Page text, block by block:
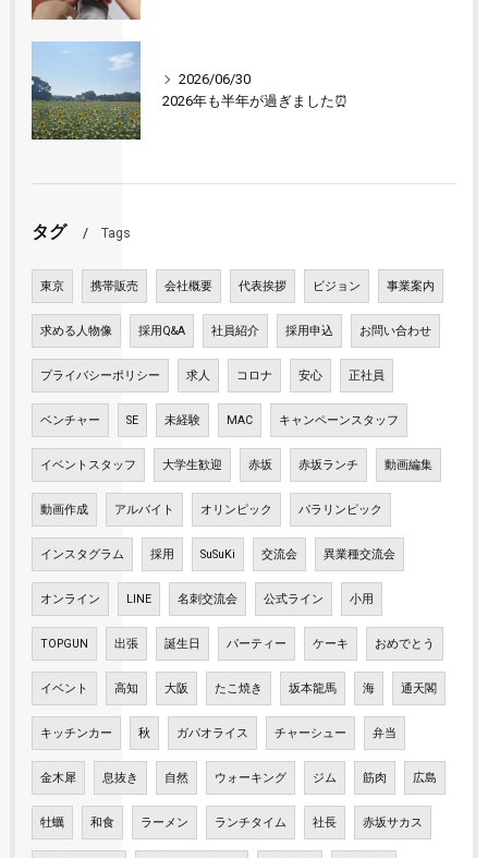
2026/06/30
2026年も半年が過ぎました⏰
タグ Tags
東京 携帯販売 会社概要 代表挨拶 ビジョン 事業案内
求める人物像 採用Q&A 社員紹介 採用申込 お問い合わせ
プライバシーポリシー 求人 コロナ 安心 正社員
ベンチャー SE 未経験 MAC キャンペーンスタッフ
イベントスタッフ 大学生歓迎 赤坂 赤坂ランチ 動画編集
動画作成 アルバイト オリンピック パラリンピック
インスタグラム 採用 SuSuKi 交流会 異業種交流会
オンライン LINE 名刺交流会 公式ライン 小用
TOPGUN 出張 誕生日 パーティー ケーキ おめでとう
イベント 高知 大阪 たこ焼き 坂本龍馬 海 通天閣
キッチンカー 秋 ガパオライス チャーシュー 弁当
金木犀 息抜き 自然 ウォーキング ジム 筋肉 広島
牡蠣 和食 ラーメン ランチタイム 社長 赤坂サカス